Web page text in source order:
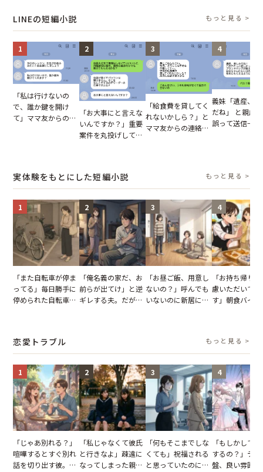
LINEの短編小説 もっと見る >
1
「私は行けないの
で、誰か鍵を開け
て」ママ友からの
2
「お大事にと言えな
いんですか？」重要
案件を丸投げして休
3
「給食費を貸してく
れないかしら？」と
ママ友からの連絡。
4
義妹「遺産、
だね」 と親戚
誤って送信→夫
実体験をもとにした短編小説 もっと見る >
1
「また自転車が停ま
ってる」毎日勝手に
停められた自転車。
2
「俺名義の家だ、お
前らが出てけ」と逆
ギレする夫。だが、
3
「お昼ご飯、用意し
ないの？」呼んでも
いないのに新居にあ
4
「お持ち帰り
慮いただいて
す」朝食バイ
が一変
恋愛トラブル もっと見る >
1
「じゃあ別れる？」
喧嘩するとすぐ別れ
話を切り出す彼。我
2
「私じゃなくて彼氏
と行きなよ」疎遠に
なってしまった親
3
「何もそこまでしな
くても」祝福される
と思っていたのに。
4
「もしかして…
するの？」デ
盤、良い雰囲